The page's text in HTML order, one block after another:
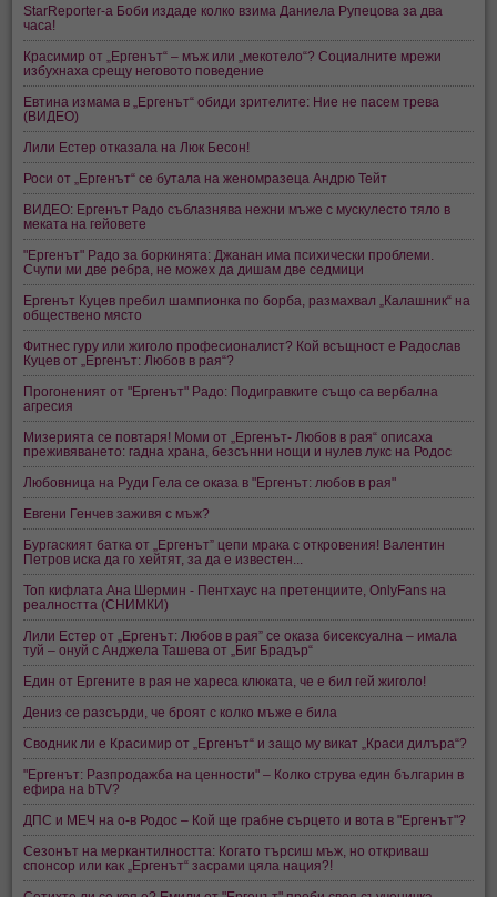
StarReporter-а Боби издаде колко взима Даниела Рупецова за два
часа!
Красимир от „Ергенът“ – мъж или „мекотело“? Социалните мрежи
избухнаха срещу неговото поведение
Евтина измама в „Ергенът“ обиди зрителите: Ние не пасем трева
(ВИДЕО)
Лили Естер отказала на Люк Бесон!
Роси от „Ергенът“ се бутала на женомразеца Андрю Тейт
ВИДЕО: Ергенът Радо съблазнява нежни мъже с мускулесто тяло в
меката на гейовете
"Ергенът" Радо за боркинята: Джанан има психически проблеми.
Счупи ми две ребра, не можех да дишам две седмици
Ергенът Куцев пребил шампионка по борба, размахвал „Калашник“ на
обществено място
Фитнес гуру или жиголо професионалист? Кой всъщност е Радослав
Куцев от „Ергенът: Любов в рая“?
Прогоненият от "Ергенът" Радо: Подигравките също са вербална
агресия
Мизерията се повтаря! Моми от „Ергенът- Любов в рая“ описаха
преживяването: гадна храна, безсънни нощи и нулев лукс на Родос
Любовница на Руди Гела се оказа в "Ергенът: любов в рая"
Евгени Генчев заживя с мъж?
Бургаският батка от „Ергенът” цепи мрака с откровения! Валентин
Петров иска да го хейтят, за да е известен...
Топ кифлата Ана Шермин - Пентхаус на претенциите, OnlyFans на
реалността (СНИМКИ)
Лили Естер от „Ергенът: Любов в рая” се оказа бисексуална – имала
туй – онуй с Анджела Ташева от „Биг Брадър“
Един от Ергените в рая не хареса клюката, че е бил гей жиголо!
Дениз се разсърди, че броят с колко мъже е била
Сводник ли е Красимир от „Ергенът“ и защо му викат „Краси дилъра“?
"Ергенът: Разпродажба на ценности" – Колко струва един българин в
ефира на bTV?
ДПС и МЕЧ на о-в Родос – Кой ще грабне сърцето и вота в "Ергенът"?
Сезонът на меркантилността: Когато търсиш мъж, но откриваш
спонсор или как „Ергенът“ засрами цяла нация?!